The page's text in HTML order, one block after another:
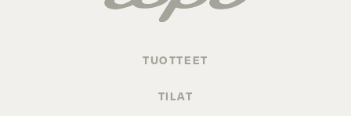
TUOTTEET
TILAT